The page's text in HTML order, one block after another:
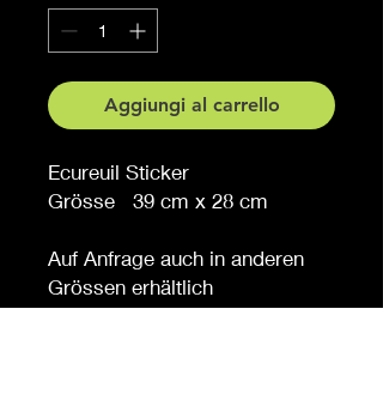
Aggiungi al carrello
Ecureuil Sticker
Grösse 39 cm x 28 cm
Auf Anfrage auch in anderen
Grössen erhältlich
Möchten Sie eine andere